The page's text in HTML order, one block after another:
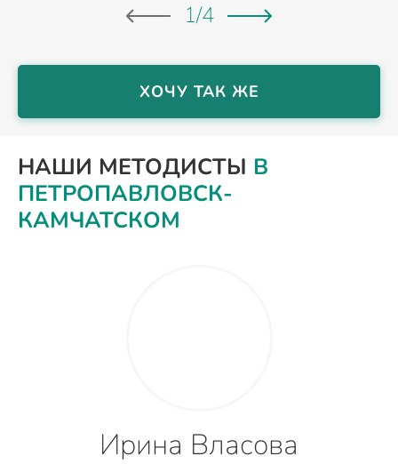
1/4
ХОЧУ ТАК ЖЕ
НАШИ МЕТОДИСТЫ В
ПЕТРОПАВЛОВСК-
КАМЧАТСКОМ
Ирина Власова